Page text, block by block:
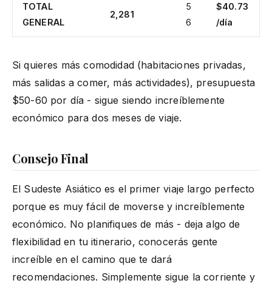
TOTAL
GENERAL
2,281
5
6
$40.73
/día
Si quieres más comodidad (habitaciones privadas,
más salidas a comer, más actividades), presupuesta
$50-60 por día - sigue siendo increíblemente
económico para dos meses de viaje.
Consejo Final
El Sudeste Asiático es el primer viaje largo perfecto
porque es muy fácil de moverse y increíblemente
económico. No planifiques de más - deja algo de
flexibilidad en tu itinerario, conocerás gente
increíble en el camino que te dará
recomendaciones. Simplemente sigue la corriente y